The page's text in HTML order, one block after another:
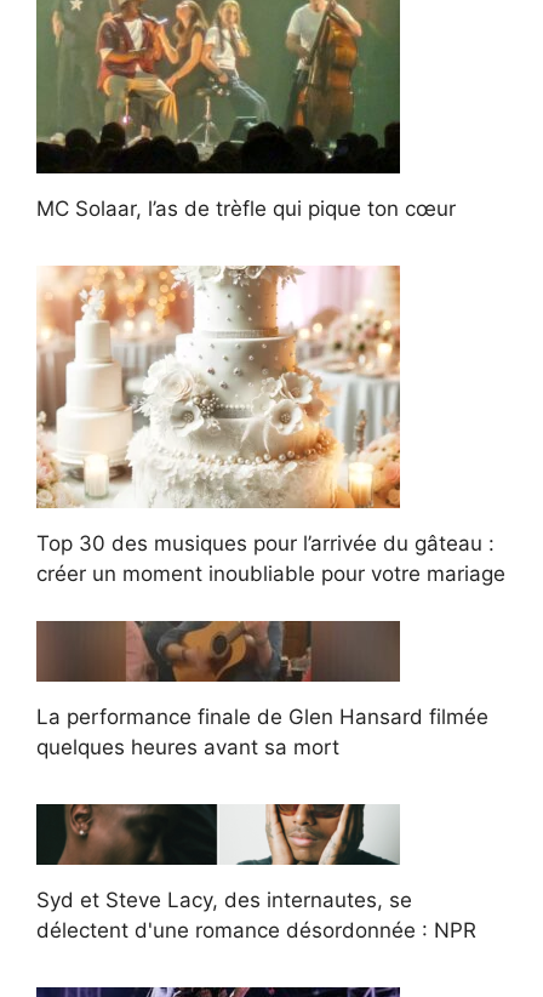
MC Solaar, l’as de trèfle qui pique ton cœur
Top 30 des musiques pour l’arrivée du gâteau :
créer un moment inoubliable pour votre mariage
La performance finale de Glen Hansard filmée
quelques heures avant sa mort
Syd et Steve Lacy, des internautes, se
délectent d'une romance désordonnée : NPR